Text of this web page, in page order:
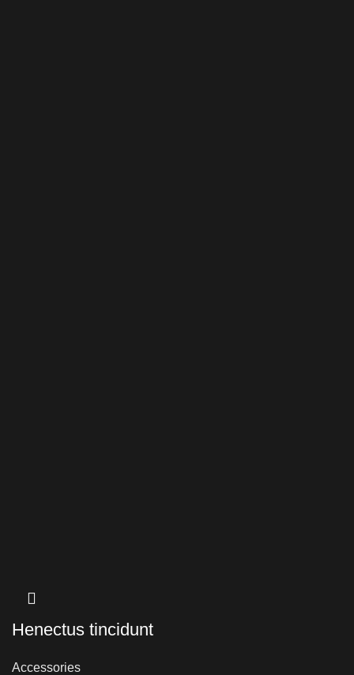
Henectus tincidunt
Accessories